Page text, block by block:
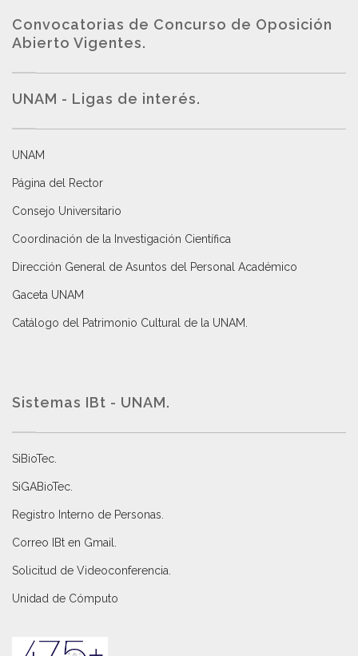
Convocatorias de Concurso de Oposición
Abierto Vigentes.
UNAM - Ligas de interés.
UNAM
Página del Rector
Consejo Universitario
Coordinación de la Investigación Científica
Dirección General de Asuntos del Personal Académico
Gaceta UNAM
Catálogo del Patrimonio Cultural de la UNAM.
Sistemas IBt - UNAM.
SiBioTec
SiGABioTec.
Registro Interno de Personas
Correo IBt en Gmail
Solicitud de Videoconferencia.
Unidad de Cómputo